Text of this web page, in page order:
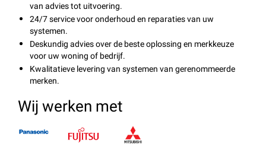
van advies tot uitvoering.
24/7 service voor onderhoud en reparaties van uw
systemen.
Deskundig advies over de beste oplossing en merkkeuze
voor uw woning of bedrijf.
Kwalitatieve levering van systemen van gerenommeerde
merken.
Wij werken met